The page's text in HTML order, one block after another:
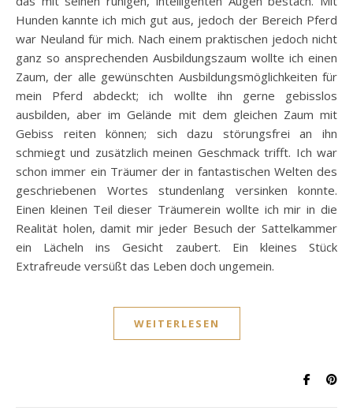
Hunden kannte ich mich gut aus, jedoch der Bereich Pferd
war Neuland für mich. Nach einem praktischen jedoch nicht
ganz so ansprechenden Ausbildungszaum wollte ich einen
Zaum, der alle gewünschten Ausbildungsmöglichkeiten für
mein Pferd abdeckt; ich wollte ihn gerne gebisslos
ausbilden, aber im Gelände mit dem gleichen Zaum mit
Gebiss reiten können; sich dazu störungsfrei an ihn
schmiegt und zusätzlich meinen Geschmack trifft. Ich war
schon immer ein Träumer der in fantastischen Welten des
geschriebenen Wortes stundenlang versinken konnte.
Einen kleinen Teil dieser Träumerein wollte ich mir in die
Realität holen, damit mir jeder Besuch der Sattelkammer
ein Lächeln ins Gesicht zaubert. Ein kleines Stück
Extrafreude versüßt das Leben doch ungemein.
WEITERLESEN